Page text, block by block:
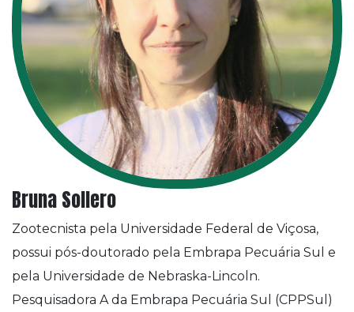
Bruna Sollero
Zootecnista pela Universidade Federal de Viçosa,
possui pós-doutorado pela Embrapa Pecuária Sul e
pela Universidade de Nebraska-Lincoln.
Pesquisadora A da Embrapa Pecuária Sul (CPPSul)